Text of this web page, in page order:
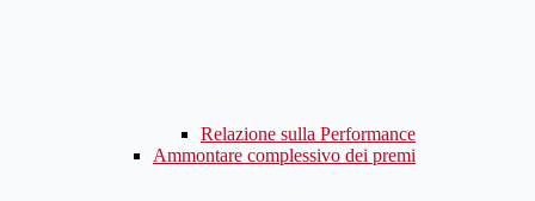
Relazione sulla Performance
Ammontare complessivo dei premi